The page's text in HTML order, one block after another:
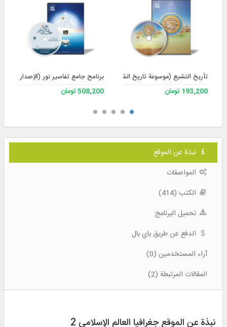
تأريخ التشيع (موسوعة تاريخ الشيعة)
193,200 تومان
برنامج جامع تفاسير نور (الإصدار 4)
508,200 تومان
نبذة عن الموقع
المواصفات
الكتب (414)
تحميل البرنامج
الدفع عن طريق باي بال
آراء المستخدمين (0)
المقالات المرتبطة (2)
نبذة عن الموقع جغرافیا العالم الإسلامي 2